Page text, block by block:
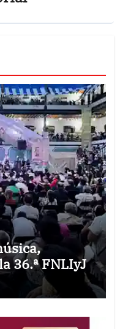
36.ª FNLIyJ